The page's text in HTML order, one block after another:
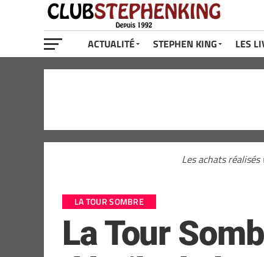
ACTUALITÉ STEPHEN KING LES
Les achats
LA TOUR SOMBRE
La Tour